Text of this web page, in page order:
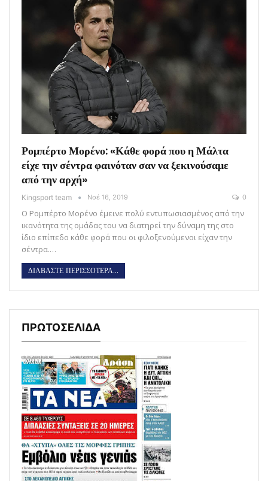
Ρομπέρτο Μορένο: «Κάθε φορά που η Μάλτα
είχε την σέντρα φαινόταν σαν να ξεκινούσαμε
από την αρχή»
Kingsport team Νοέ 16, 2019 0
Ο Ρομπέρτο Μορένο έμεινε πολύ εντυπωσιασμένος από την
ικανότητα της ομάδας του να διατηρεί την δύναμη της στο
ίδιο επίπεδο κάθε φορά που οι φιλοξενούμενοι είχαν την
σέντρα.…
ΔΙΑΒΑΣΤΕ ΠΕΡΙΣΣΟΤΕΡΑ...
ΠΡΩΤΟΣΕΛΙΔΑ